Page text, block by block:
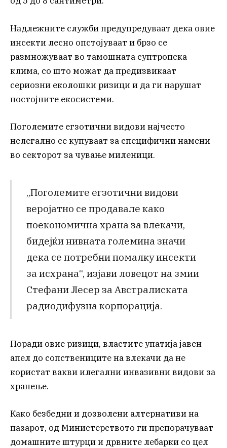
Надлежните служби предупредуваат дека овие
инсекти лесно опстојуваат и брзо се
размножуваат во тамошната суптропска
клима, со што можат да предизвикаат
сериозни еколошки ризици и да ги нарушат
постојните екосистеми.
Поголемите егзотични видови најчесто
нелегално се купуваат за специфични намени
во секторот за чување миленици.
„Поголемите егзотични видови
веројатно се продавале како
поекономична храна за влекачи,
бидејќи нивната големина значи
дека се потребни помалку инсекти
за исхрана“, изјави ловецот на змии
Стефани Лесер за Австралиската
радиодифузна корпорација.
Поради овие ризици, властите упатија јавен
апел до сопствениците на влекачи да не
користат вакви илегални инвазивни видови за
хранење.
Како безбедни и дозволени алтернативи на
пазарот, од Министерството ги препорачуваат
домашните штурци и дрвните лебарки со цел